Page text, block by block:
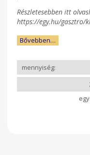
Részletesebben itt
https://egy.hu/gasztro/
Bővebben…